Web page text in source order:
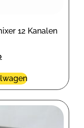
12 Kanalen